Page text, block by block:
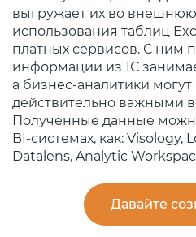
выгружает их во внешнюю
использования таблиц
платных сервисов. С ним
информации из 1С
а бизнес-аналитики могут
действительно важными
Полученные данные
BI-системах, как: Visology,
Datalens, Analytic
Давайте